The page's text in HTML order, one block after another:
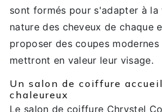
sont formés pour s'adapter à
nature des cheveux de chaque
proposer des coupes
mettront en valeur leur visage.
Un salon de coiffure
chaleureux
Le salon de coiffure Chrystel